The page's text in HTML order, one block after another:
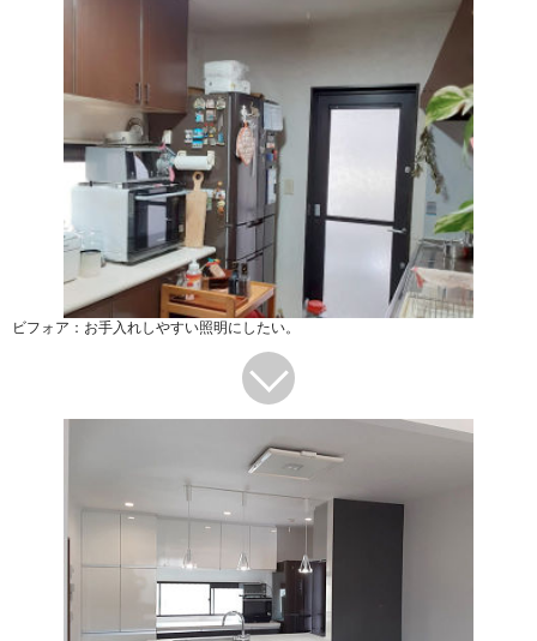
ビフォア：お手入れしやすい照明にしたい。